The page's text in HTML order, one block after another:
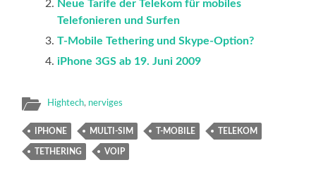
Neue Tarife der Telekom für mobiles
Telefonieren und Surfen
T-Mobile Tethering und Skype-Option?
iPhone 3GS ab 19. Juni 2009
Hightech, nerviges
IPHONE MULTI-SIM T-MOBILE TELEKOM
TETHERING VOIP